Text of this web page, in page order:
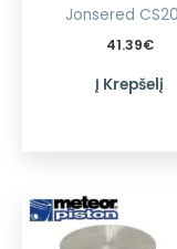
Jonsered
41.39€
Į Krepšelį